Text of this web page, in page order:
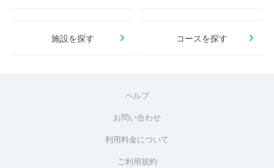
施設を探す コースを探す
ヘルプ
お問い合わせ
利用料金について
ご利用規約